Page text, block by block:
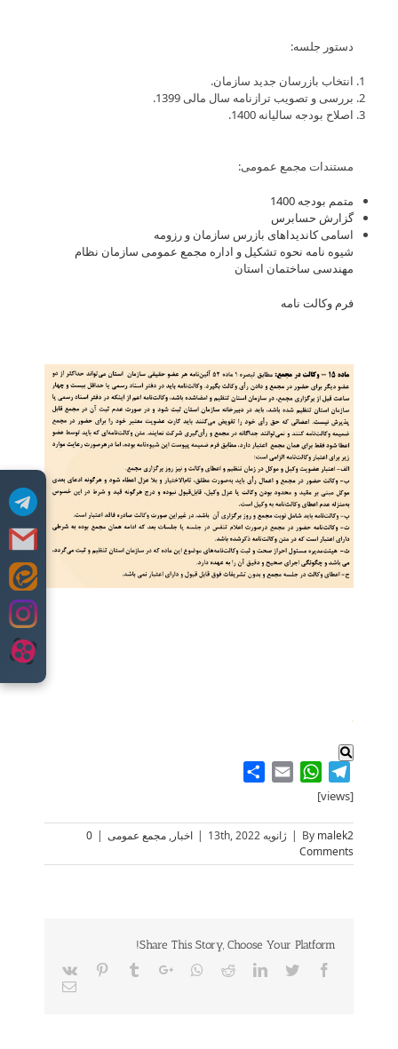
Skip
دستور جلسه:
انتخاب بازرسان جدید سازمان.
بررسی و تصویب ترازنامه سال مالی 1399.
اصلاح بودجه سالیانه 1400.
مستندات مجمع عمومی:
متمم بودجه 1400
گزارش حسابرس
اسامی کاندیداهای بازرس سازمان و رزومه
شیوه نامه نحوه تشکیل و اداره مجمع عمومی سازمان نظام
مهندسی ساختمان استان
فرم وکالت نامه
.
Telegram
WhatsApp
Email
[views]
By malek2
| ژانویه 13th, 2022 | اخبار, مجمع عمومی |
0
Comments
Share This Story, Choose Your Platform!
Facebook
Twitter
LinkedIn
Reddit
Whatsapp
Google+
Tumblr
Pinterest
Vk
Email